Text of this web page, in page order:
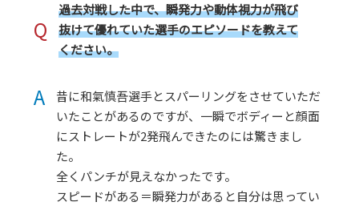
Q
過去対戦した中で、瞬発力や動体視力が飛び
抜けて優れていた選手のエピソードを教えて
ください。
A
昔に和氣慎吾選手とスパーリングをさせていただ
いたことがあるのですが、一瞬でボディーと顔面
にストレートが2発飛んできたのには驚きまし
た。
全くパンチが見えなかったです。
スピードがある＝瞬発力があると自分は思ってい